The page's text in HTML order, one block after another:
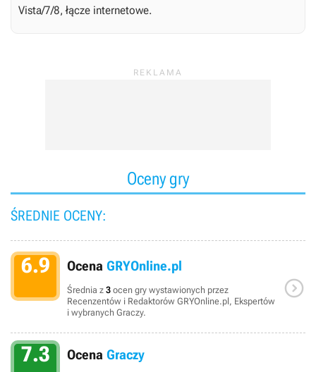
Vista/7/8, łącze internetowe.
Oceny gry
ŚREDNIE OCENY:
6.9 Ocena GRYOnline.pl
Średnia z 3 ocen gry wystawionych przez
Recenzentów i Redaktorów GRYOnline.pl, Ekspertów
i wybranych Graczy.

7.3 Ocena Graczy